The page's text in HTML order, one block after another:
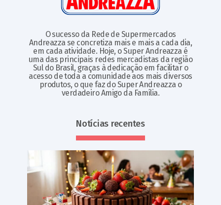
O sucesso da Rede de Supermercados
Andreazza se concretiza mais e mais a cada dia,
em cada atividade. Hoje, o Super Andreazza é
uma das principais redes mercadistas da região
Sul do Brasil, graças à dedicação em facilitar o
acesso de toda a comunidade aos mais diversos
produtos, o que faz do Super Andreazza o
verdadeiro Amigo da Família.
Notícias recentes